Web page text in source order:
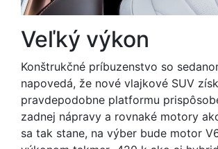
Veľký výkon
Konštrukčné príbuzenstvo so
napovedá, že nové vlajkové SUV
pravdepodobne platformu
zadnej nápravy a rovnaké motory
sa tak stane, na výber bude motor